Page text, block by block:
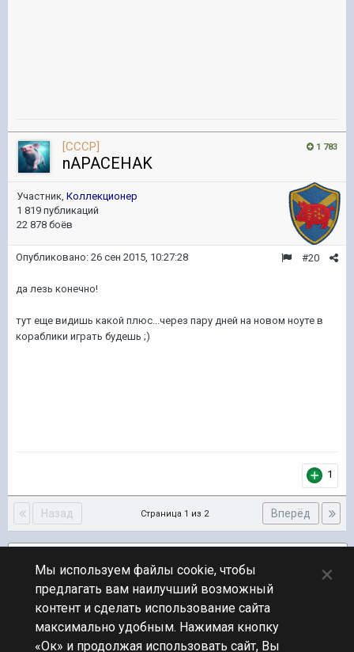
1 783
[CCCP]
nAPACEHAK
Участник, Коллекционер
1 819 публикаций
22 878 боёв
#20
Опубликовано: 26 сен 2015, 10:27:28
да лезь конечно!
тут еще видишь какой плюс...через пару дней на новом ноуте в
кораблики играть будешь ;)
1
Назад Вперёд
Страница 1 из 2
ПЕРЕЙТИ К СПИСКУ ТЕМ
Железо и софт
Мы используем файлы cookie, чтобы
предлагать вам наилучший возможный
контент и сделать использование сайта
максимально удобным. Нажимая кнопку
«Ок» и продолжая использовать сайт, Вы
×